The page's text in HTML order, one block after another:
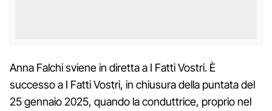
Anna Falchi sviene in diretta a I Fatti Vostri. È
successo a I Fatti Vostri, in chiusura della puntata del
25 gennaio 2025, quando la conduttrice, proprio nel